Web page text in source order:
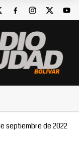
septiembre de 2022